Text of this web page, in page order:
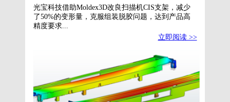
光宝科技借助Moldex3D改良扫描机CIS支架，减少
了50%的变形量，克服组装脱胶问题，达到产品高
精度要求...
立即阅读 >>